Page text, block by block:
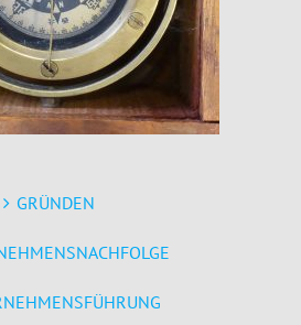
GRÜNDEN